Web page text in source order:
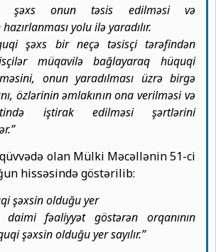
şəxs onun təsis edilməsi və
yolu ilə yaradılır.
şəxs bir neçə təsisçi tərəfindən
müqavilə bağlayaraq hüquqi
onun yaradılması üzrə birgə
özlərinin əmlakının ona verilməsi və
iştirak edilməsi şərtlərini
olan Mülki Məcəllənin 51-ci
hissəsində göstərilib:
şəxsin olduğu yer
daimi fəaliyyət göstərən orqanının
şəxsin olduğu yer sayılır.”